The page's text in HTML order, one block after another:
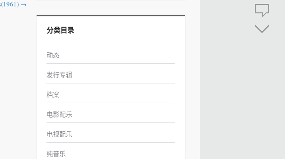
→
分类目录
动态
发行专辑
档案
电影配乐
电视配乐
纯音乐